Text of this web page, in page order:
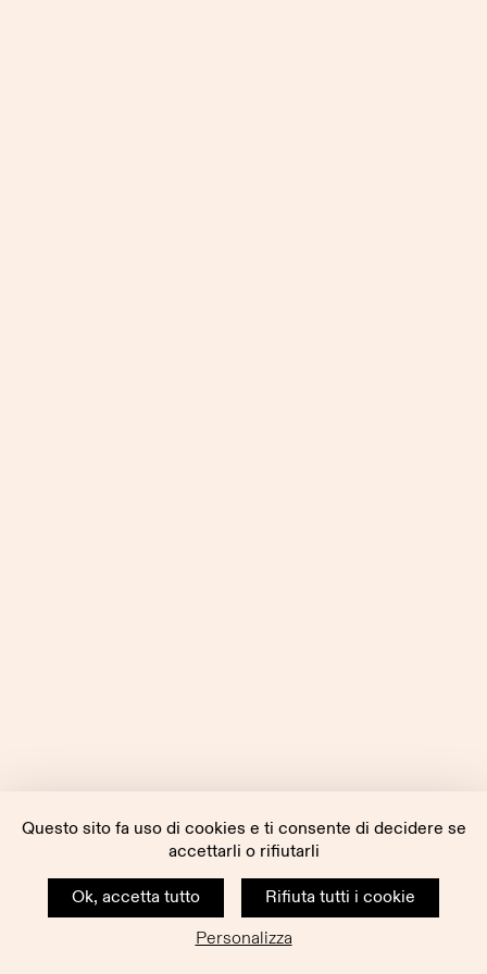
Questo sito fa uso di cookies e ti consente di decidere se
accettarli o rifiutarli
Ok, accetta tutto
Rifiuta tutti i cookie
Personalizza